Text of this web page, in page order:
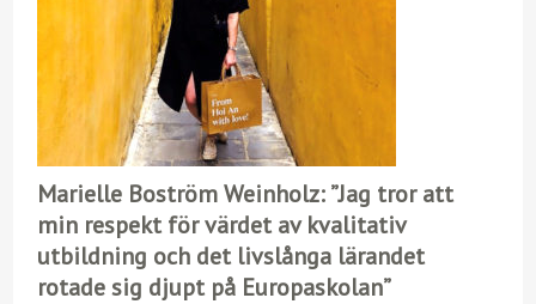
Marielle Boström Weinholz: ”Jag tror att
min respekt för värdet av kvalitativ
utbildning och det livslånga lärandet
rotade sig djupt på Europaskolan”